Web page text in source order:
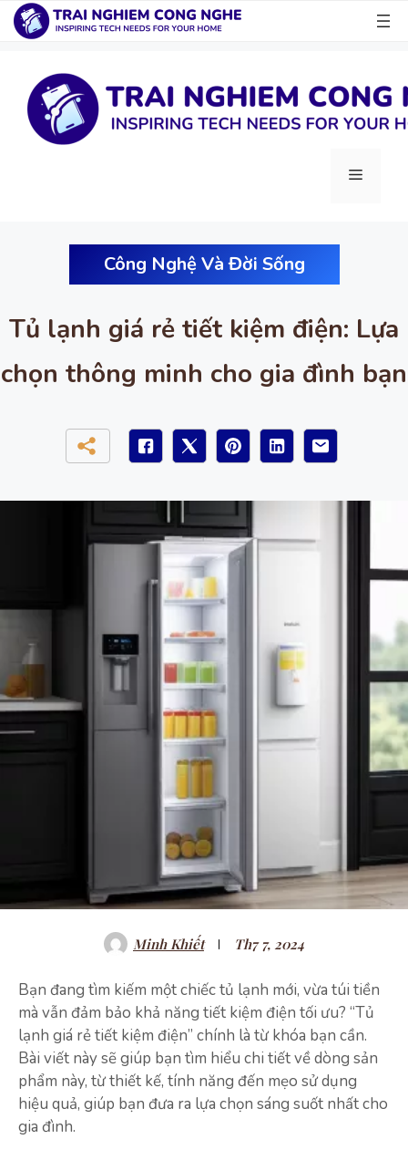
dung
Menu
Công Nghệ Và Đời Sống
Tủ lạnh giá rẻ tiết kiệm điện: Lựa
chọn thông minh cho gia đình bạn
Minh Khiết Th7 7, 2024
Bạn đang tìm kiếm một chiếc tủ lạnh mới, vừa túi tiền
mà vẫn đảm bảo khả năng tiết kiệm điện tối ưu? “Tủ
lạnh giá rẻ tiết kiệm điện” chính là từ khóa bạn cần.
Bài viết này sẽ giúp bạn tìm hiểu chi tiết về dòng sản
phẩm này, từ thiết kế, tính năng đến mẹo sử dụng
hiệu quả, giúp bạn đưa ra lựa chọn sáng suốt nhất cho
gia đình.